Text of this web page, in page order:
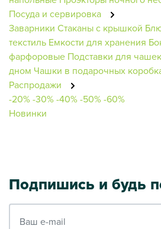
Посуда и сервировка
Заварники Стаканы с крышкой
текстиль Емкости для хранения
фарфоровые Подставки для чашек
дном Чашки в подарочных
Распродажи
-20%-30%-40%-50%-60%
Новинки
Подпишись и будь